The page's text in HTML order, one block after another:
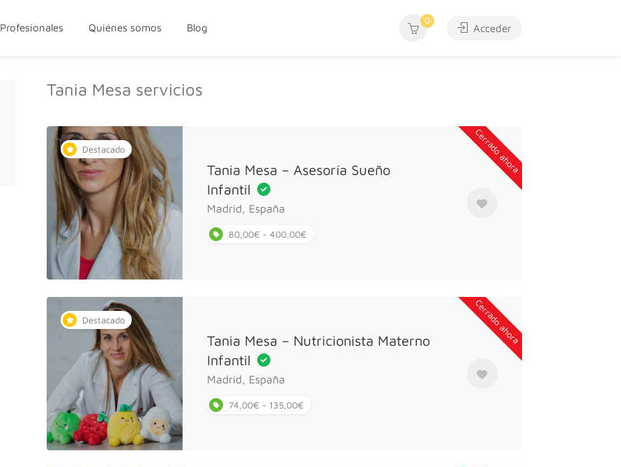
Profesionales Quiénes somos Blog
0
Acceder
Tania Mesa servicios
Destacado Cerrado ahora
Tania Mesa – Asesoría Sueño
Infantil
Madrid, España
80,00€ - 400,00€
Destacado Cerrado ahora
Tania Mesa – Nutricionista Materno
Infantil
Madrid, España
74,00€ - 135,00€